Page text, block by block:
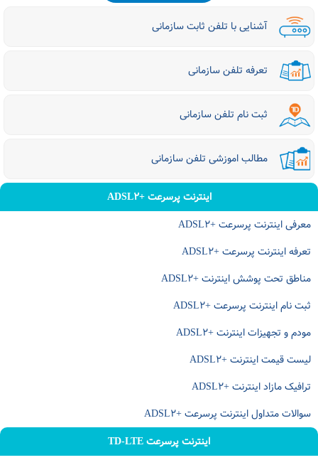
آشنایی با تلفن ثابت سازمانی
تعرفه تلفن سازمانی
ثبت نام تلفن سازمانی
مطالب اموزشی تلفن سازمانی
اینترنت پرسرعت +ADSL۲
معرفی اینترنت پرسرعت +ADSL۲
تعرفه اینترنت پرسرعت +ADSL۲
مناطق تحت پوشش اینترنت +ADSL۲
ثبت نام اینترنت پرسرعت +ADSL۲
مودم و تجهیزات اینترنت +ADSL۲
لیست قیمت اینترنت +ADSL۲
ترافیک مازاد اینترنت +ADSL۲
سوالات متداول اینترنت پرسرعت +ADSL۲
اینترنت پرسرعت TD-LTE